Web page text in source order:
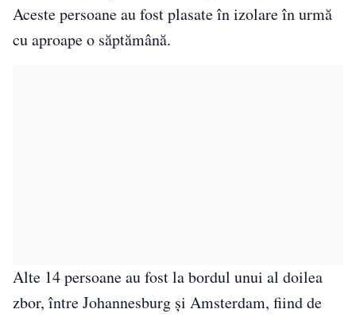
Aceste persoane au fost plasate în izolare în urmă
cu aproape o săptămână.
Alte 14 persoane au fost la bordul unui al doilea
zbor, între Johannesburg și Amsterdam, fiind de